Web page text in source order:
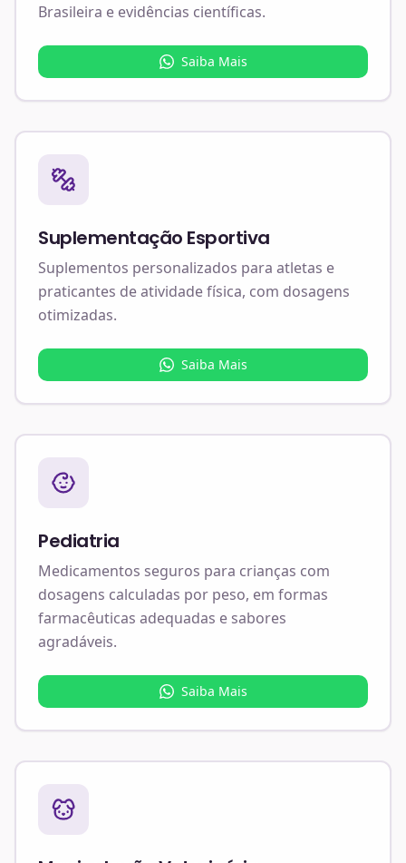
Brasileira e evidências científicas.
Saiba Mais
Suplementação Esportiva
Suplementos personalizados para atletas e
praticantes de atividade física, com dosagens
otimizadas.
Saiba Mais
Pediatria
Medicamentos seguros para crianças com
dosagens calculadas por peso, em formas
farmacêuticas adequadas e sabores
agradáveis.
Saiba Mais